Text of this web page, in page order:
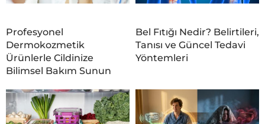
Profesyonel
Dermokozmetik
Ürünlerle Cildinize
Bilimsel Bakım Sunun
Bel Fıtığı Nedir? Belirtileri,
Tanısı ve Güncel Tedavi
Yöntemleri